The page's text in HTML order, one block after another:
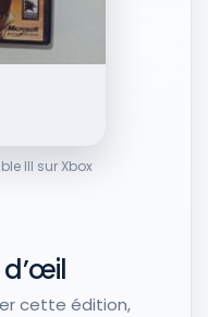
III sur Xbox
d’œil
cette édition,